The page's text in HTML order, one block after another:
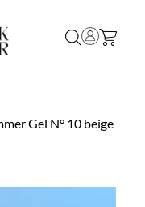
Gel N° 10 beige